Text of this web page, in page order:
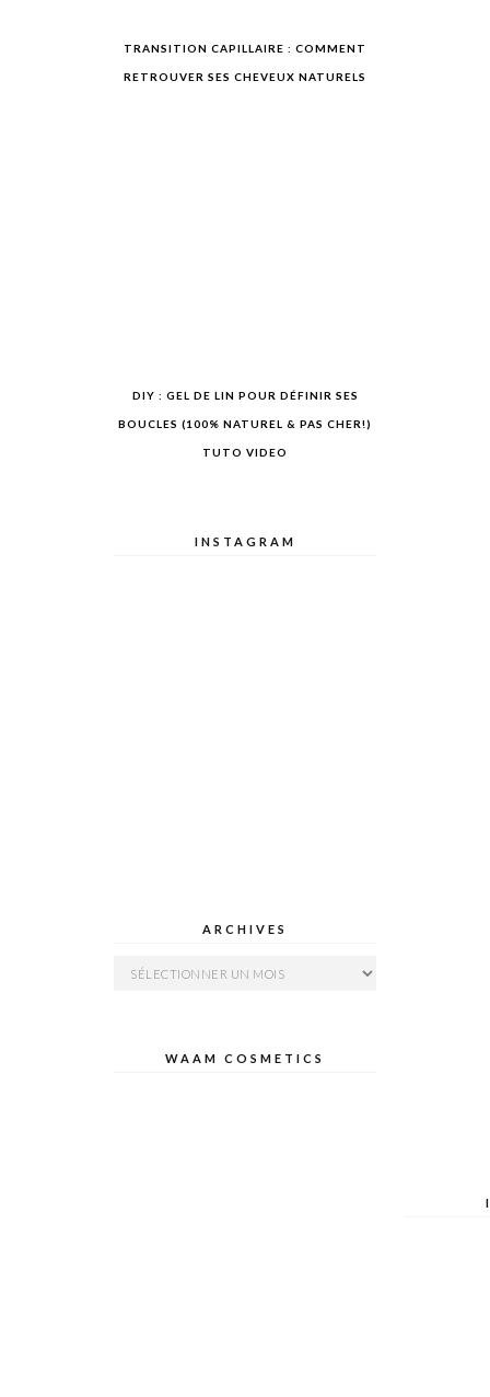
TRANSITION CAPILLAIRE : COMMENT
RETROUVER SES CHEVEUX NATURELS
DIY : GEL DE LIN POUR DÉFINIR SES
BOUCLES (100% NATUREL & PAS CHER!)
TUTO VIDEO
INSTAGRAM
ARCHIVES
Archives
WAAM COSMETICS